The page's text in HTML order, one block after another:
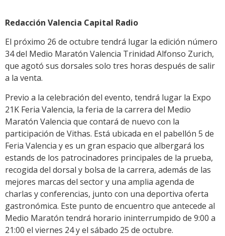
Redacción Valencia Capital Radio
El próximo 26 de octubre tendrá lugar la edición número
34 del Medio Maratón Valencia Trinidad Alfonso Zurich,
que agotó sus dorsales solo tres horas después de salir
a la venta.
Previo a la celebración del evento, tendrá lugar la Expo
21K Feria Valencia, la feria de la carrera del Medio
Maratón Valencia que contará de nuevo con la
participación de Vithas. Está ubicada en el pabellón 5 de
Feria Valencia y es un gran espacio que albergará los
estands de los patrocinadores principales de la prueba,
recogida del dorsal y bolsa de la carrera, además de las
mejores marcas del sector y una amplia agenda de
charlas y conferencias, junto con una deportiva oferta
gastronómica. Este punto de encuentro que antecede al
Medio Maratón tendrá horario ininterrumpido de 9:00 a
21:00 el viernes 24 y el sábado 25 de octubre.